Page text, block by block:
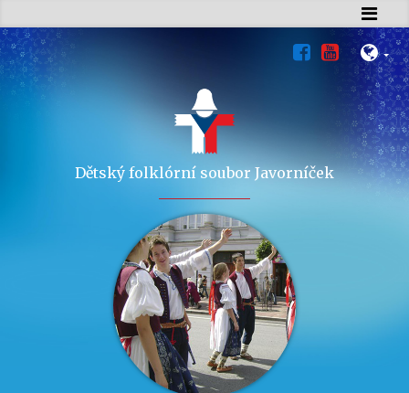
Dětský folklórní soubor Javorníček